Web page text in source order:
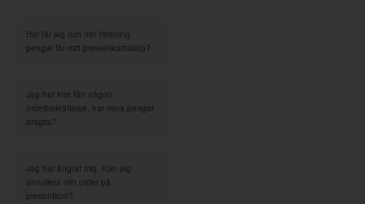
Hur får jag och min förening
pengar för mitt presentkorttsköp?
Jag har inte fått någon
orderbekräftelse, har mina pengar
dragits?
Jag har ångrat mig. Kan jag
annullera min order på
presentkort?